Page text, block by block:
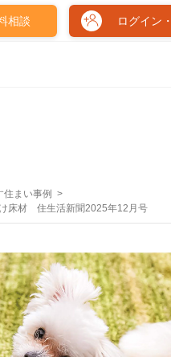
相談 ログイン
住まい事例
床材 住生活新聞2025年12月号